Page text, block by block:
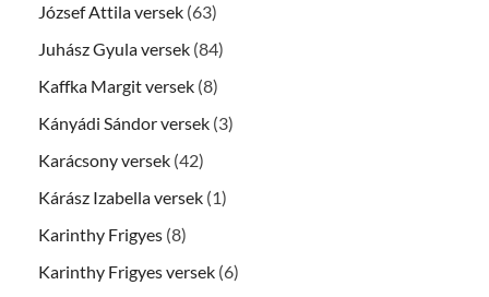
József Attila versek (63)
Juhász Gyula versek (84)
Kaffka Margit versek (8)
Kányádi Sándor versek (3)
Karácsony versek (42)
Kárász Izabella versek (1)
Karinthy Frigyes (8)
Karinthy Frigyes versek (6)